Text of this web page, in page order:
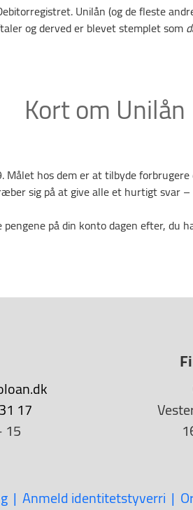
Unilån (og de fleste
og derved er blevet stemplet som
Kort om Unilån
hos dem er at tilbyde
sig på at give alle et hurtigt svar
på din konto dagen efter, du
17
15
Anmeld identitetstyverri